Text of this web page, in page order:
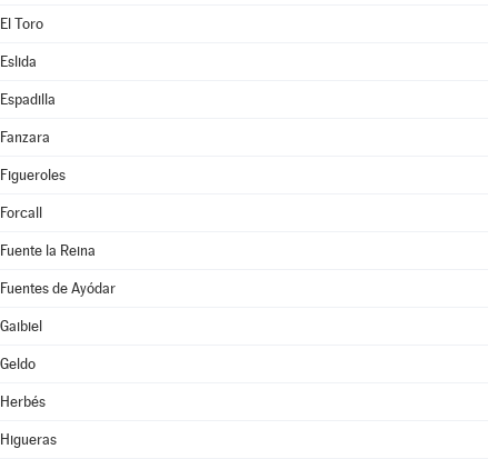
El Toro
Eslida
Espadilla
Fanzara
Figueroles
Forcall
Fuente la Reina
Fuentes de Ayódar
Gaibiel
Geldo
Herbés
Higueras